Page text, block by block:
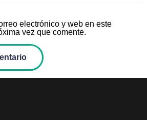
electrónico y web en este
vez que comente.